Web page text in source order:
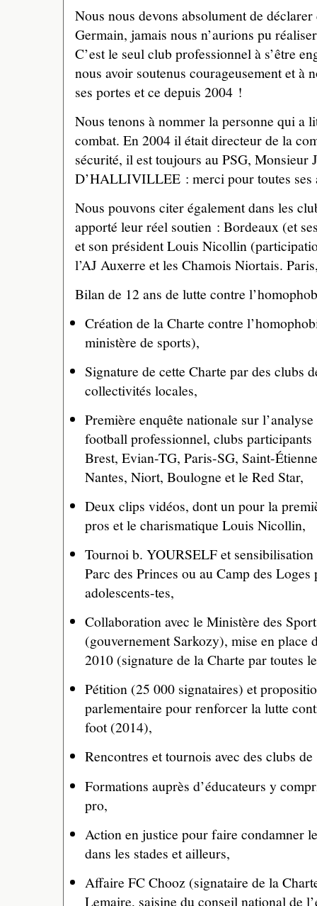
Nous nous devons absolument de
Germain, jamais nous n’aurions pu
C’est le seul club professionnel à s’être
nous avoir soutenus courageusement et à
ses portes et ce depuis 2004 !
Nous tenons à nommer la personne qui a
combat. En 2004 il était directeur de la
sécurité, il est toujours au PSG, Monsieur
D’HALLIVILLEE : merci pour toutes ses
Nous pouvons citer également dans les
apporté leur réel soutien : Bordeaux (et
et son président Louis Nicollin
l’AJ Auxerre et les Chamois Niortais.
Bilan de 12 ans de lutte contre
Création de la Charte contre
ministère de sports),
Signature de cette Charte par des clubs
collectivités locales,
Première enquête nationale sur
football professionnel, clubs
Brest, Evian-TG, Paris-SG, Saint-
Nantes, Niort, Boulogne et le Red Star,
Deux clips vidéos, dont un pour la
pros et le charismatique Louis Nicollin,
Tournoi b. YOURSELF et
Parc des Princes ou au Camp des Loges
adolescents-tes,
Collaboration avec le Ministère des
(gouvernement Sarkozy), mise en place
2010 (signature de la Charte par toutes
Pétition (25 000 signataires) et
parlementaire pour renforcer la lutte
foot (2014),
Rencontres et tournois avec des clubs
Formations auprès d’éducateurs y
pro,
Action en justice pour faire condamner
dans les stades et ailleurs,
Affaire FC Chooz (signataire de la
Lemaire, saisine du conseil national de